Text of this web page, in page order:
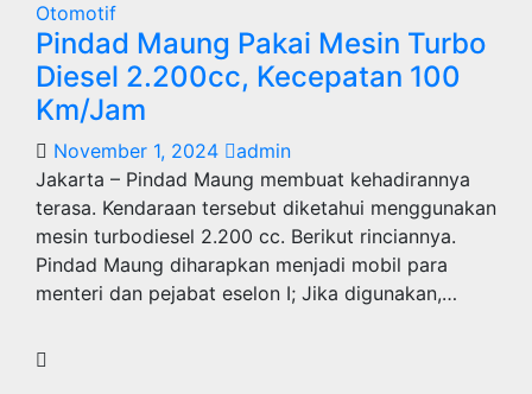
Otomotif
Pindad Maung Pakai Mesin Turbo
Diesel 2.200cc, Kecepatan 100
Km/Jam
November 1, 2024
admin
Jakarta – Pindad Maung membuat kehadirannya
terasa. Kendaraan tersebut diketahui menggunakan
mesin turbodiesel 2.200 cc. Berikut rinciannya.
Pindad Maung diharapkan menjadi mobil para
menteri dan pejabat eselon I; Jika digunakan,…